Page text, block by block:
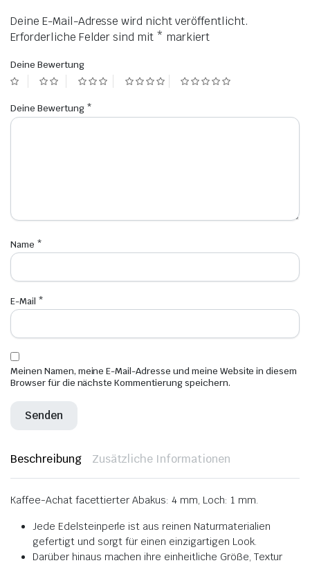
Deine E-Mail-Adresse wird nicht veröffentlicht.
Erforderliche Felder sind mit * markiert
Deine Bewertung
Deine Bewertung *
Name *
E-Mail *
Meinen Namen, meine E-Mail-Adresse und meine Website in diesem
Browser für die nächste Kommentierung speichern.
Beschreibung Zusätzliche Informationen
Kaffee-Achat facettierter Abakus: 4 mm, Loch: 1 mm.
Jede Edelsteinperle ist aus reinen Naturmaterialien
gefertigt und sorgt für einen einzigartigen Look.
Darüber hinaus machen ihre einheitliche Größe, Textur